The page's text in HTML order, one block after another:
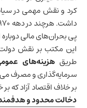
کرد و نقش مهمی در
پی بحران‌های مالی
این مکتب بر نقش دولت
طریق هزینه‌های
سرمایه‌گذاری و مصرف
بر خلاف اقتصاد آزاد که بر
دخالت محدود و